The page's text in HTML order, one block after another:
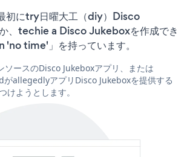
初にtry日曜大工（diy）Disco
、techie a Disco Jukeboxを作成でき
'no time'」を持っています。
ソースのDisco Jukeboxアプリ、または
allegedlyアプリDisco Jukeboxを提供する
ようとします。